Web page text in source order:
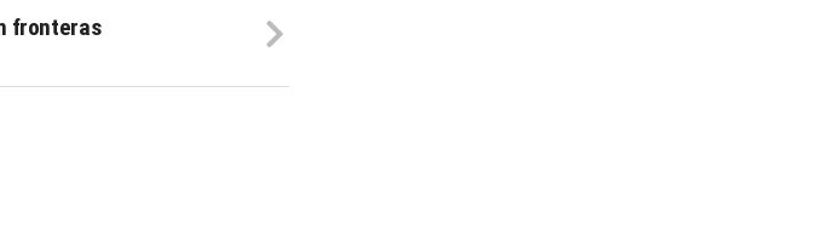
fronteras